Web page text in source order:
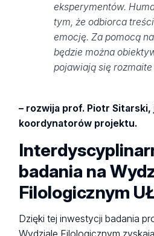
eksperymentów.
tym, że odbiorca
emocję. Za pomocą
będzie można
pojawiają się
– rozwija prof. Piotr Sitarski,
koordynatorów projektu.
badania na
Filologicznym
Dzięki tej inwestycji badania